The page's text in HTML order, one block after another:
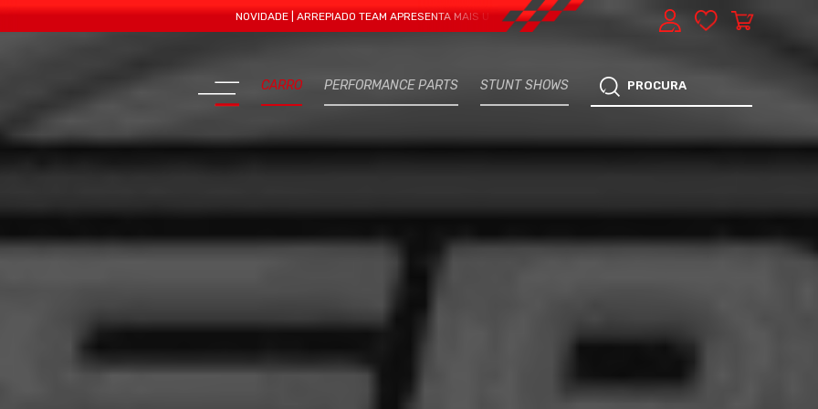
NOVIDADE | ARREPIADO TEAM APRESENTA MAIS UMA VERTENTE - EXPRESS CAR SERVICE, MANUTENÇÃO DO TEU CARRO -
CARRO PERFORMANCE PARTS STUNT SHOWS